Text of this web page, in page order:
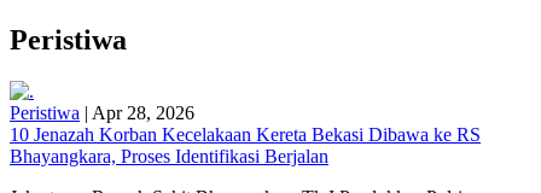
Peristiwa
Peristiwa | Apr 28, 2026
10 Jenazah Korban Kecelakaan Kereta Bekasi Dibawa ke RS
Bhayangkara, Proses Identifikasi Berjalan